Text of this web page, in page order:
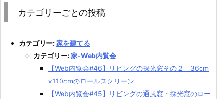
カテゴリーごとの投稿
カテゴリー:家を建てる
カテゴリー:家-Web内覧会
【Web内覧会#46】リビングの採光窓その２ 36cm
×110cmのロールスクリーン
【Web内覧会#45】リビングの通風窓・採光窓のロー